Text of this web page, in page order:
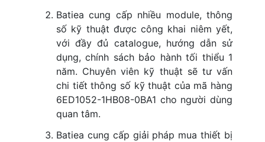
Batiea cung cấp nhiều module, thông
số kỹ thuật được công khai niêm yết,
với đầy đủ catalogue, hướng dẫn sử
dụng, chính sách bảo hành tối thiểu 1
năm. Chuyên viên kỹ thuật sẽ tư vấn
chi tiết thông số kỹ thuật của mã hàng
6ED1052-1HB08-0BA1 cho người dùng
quan tâm.
Batiea cung cấp giải pháp mua thiết bị